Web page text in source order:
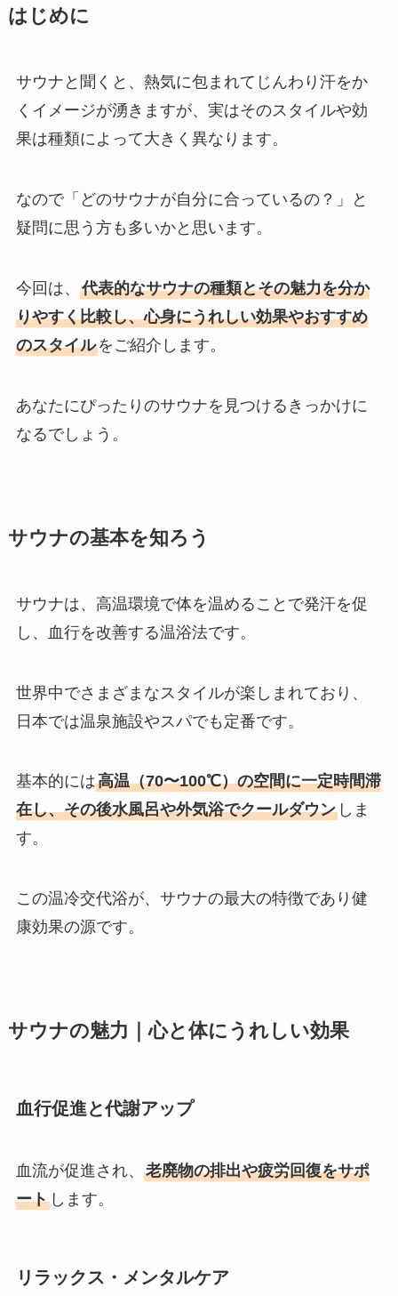
はじめに
サウナと聞くと、熱気に包まれてじんわり汗をか
くイメージが湧きますが、実はそのスタイルや効
果は種類によって大きく異なります。
なので「どのサウナが自分に合っているの？」と
疑問に思う方も多いかと思います。
今回は、 代表的なサウナの種類とその魅力を分か
りやすく比較し、心身にうれしい効果やおすすめ
のスタイルをご紹介します。
あなたにぴったりのサウナを見つけるきっかけに
なるでしょう。
サウナの基本を知ろう
サウナは、高温環境で体を温めることで発汗を促
し、血行を改善する温浴法です。
世界中でさまざまなスタイルが楽しまれており、
日本では温泉施設やスパでも定番です。
基本的には高温（70〜100℃）の空間に一定時間滞
在し、その後水風呂や外気浴でクールダウンしま
す。
この温冷交代浴が、サウナの最大の特徴であり健
康効果の源です。
サウナの魅力｜心と体にうれしい効果
血行促進と代謝アップ
血流が促進され、 老廃物の排出や疲労回復をサポ
ートします。
リラックス・メンタルケア